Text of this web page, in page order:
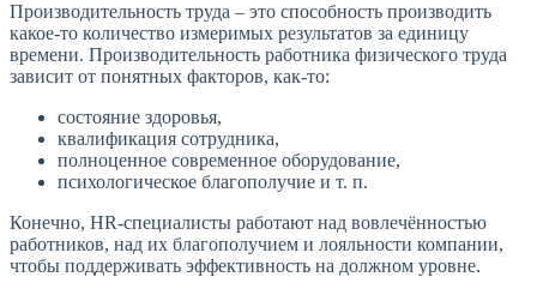
Производительность труда – это способность производить
какое-то количество измеримых результатов за единицу
времени. Производительность работника физического труда
зависит от понятных факторов, как-то:
состояние здоровья,
квалификация сотрудника,
полноценное современное оборудование,
психологическое благополучие и т. п.
Конечно, HR-специалисты работают над вовлечённостью
работников, над их благополучием и лояльности компании,
чтобы поддерживать эффективность на должном уровне.